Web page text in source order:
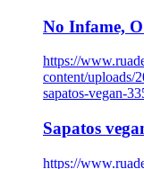
No Infame,
https://
content/uploads/
sapatos-vegan-
Sapatos
https://